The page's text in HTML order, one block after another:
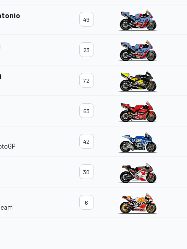
49
23
72
63
42
30
6